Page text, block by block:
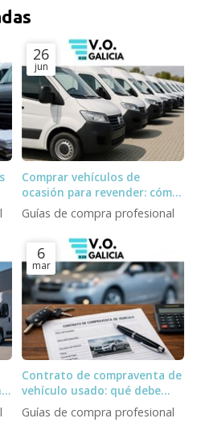
26
jun
Comprar vehículos de
ocasión para revender: cómo
elegir stock y proveedor
Guías de compra profesional
6
mar
Contrato de compraventa de
vehículo usado: qué debe
incluir un profesional
Guías de compra profesional